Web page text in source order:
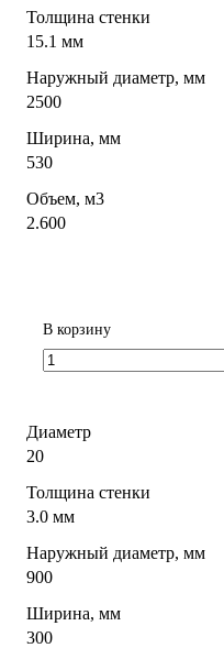
Толщина стенки
15.1 мм
Наружный диаметр, мм
2500
Ширина, мм
530
Объем, м3
2.600
В корзину
Диаметр
20
Толщина стенки
3.0 мм
Наружный диаметр, мм
900
Ширина, мм
300